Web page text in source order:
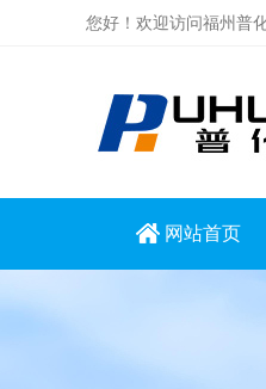
您好！欢迎访问福州普
网站首页